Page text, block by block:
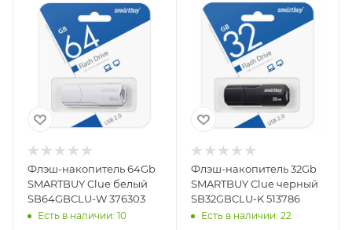
Флэш-накопитель 64Gb
SMARTBUY Clue белый
SB64GBCLU-W 376303
Есть в наличии: 10
Флэш-накопитель 32Gb
SMARTBUY Clue черный
SB32GBCLU-K 513786
Есть в наличии: 22